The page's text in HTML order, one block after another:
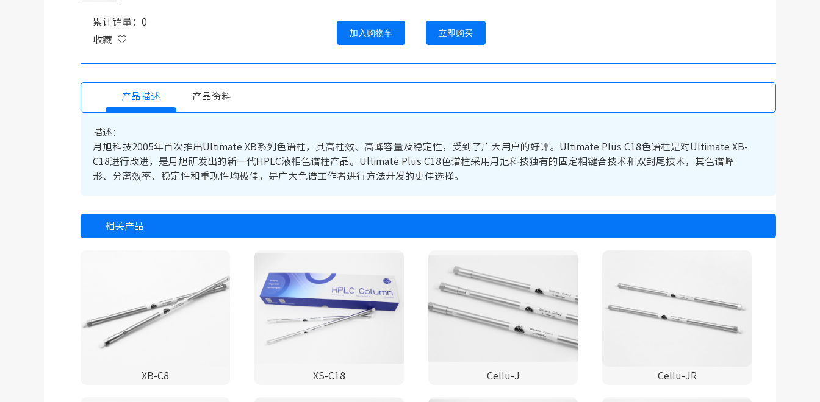
累计销量：0
收藏
加入购物车 立即购买
产品描述 产品资料
描述：
月旭科技2005年首次推出Ultimate XB系列色谱柱，其高柱效、高峰容量及稳定性，受到了广大用户的好评。Ultimate Plus C18色谱柱是对Ultimate XB-
C18进行改进，是月旭研发出的新一代HPLC液相色谱柱产品。Ultimate Plus C18色谱柱采用月旭科技独有的固定相键合技术和双封尾技术，其色谱峰
形、分离效率、稳定性和重现性均极佳，是广大色谱工作者进行方法开发的更佳选择。
相关产品
XB-C8 XS-C18 Cellu-J Cellu-JR